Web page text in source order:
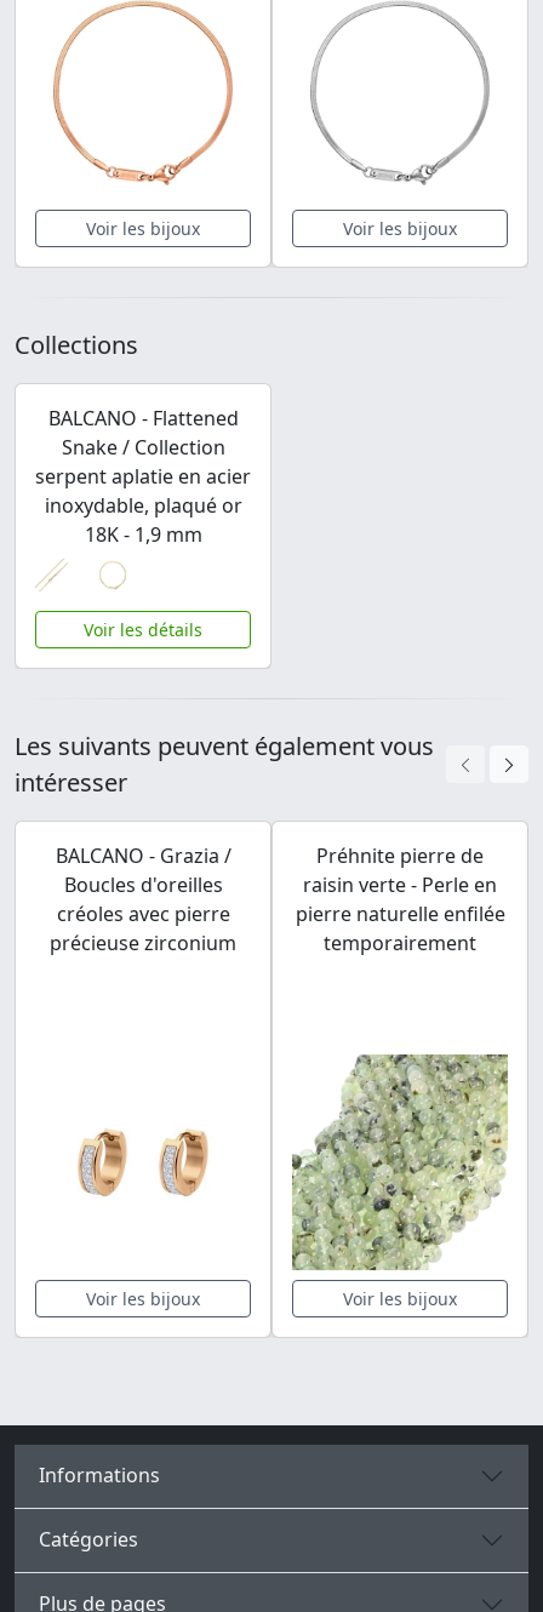
Voir les bijoux Voir les bijoux
Collections
BALCANO - Flattened
Snake / Collection
serpent aplatie en acier
inoxydable, plaqué or
18K - 1,9 mm
Voir les détails
Les suivants peuvent également vous
intéresser
BALCANO - Grazia /
Boucles d'oreilles
créoles avec pierre
précieuse zirconium
Voir les bijoux
Préhnite pierre de
raisin verte - Perle en
pierre naturelle enfilée
temporairement
Voir les bijoux
Informations
Catégories
Plus de pages